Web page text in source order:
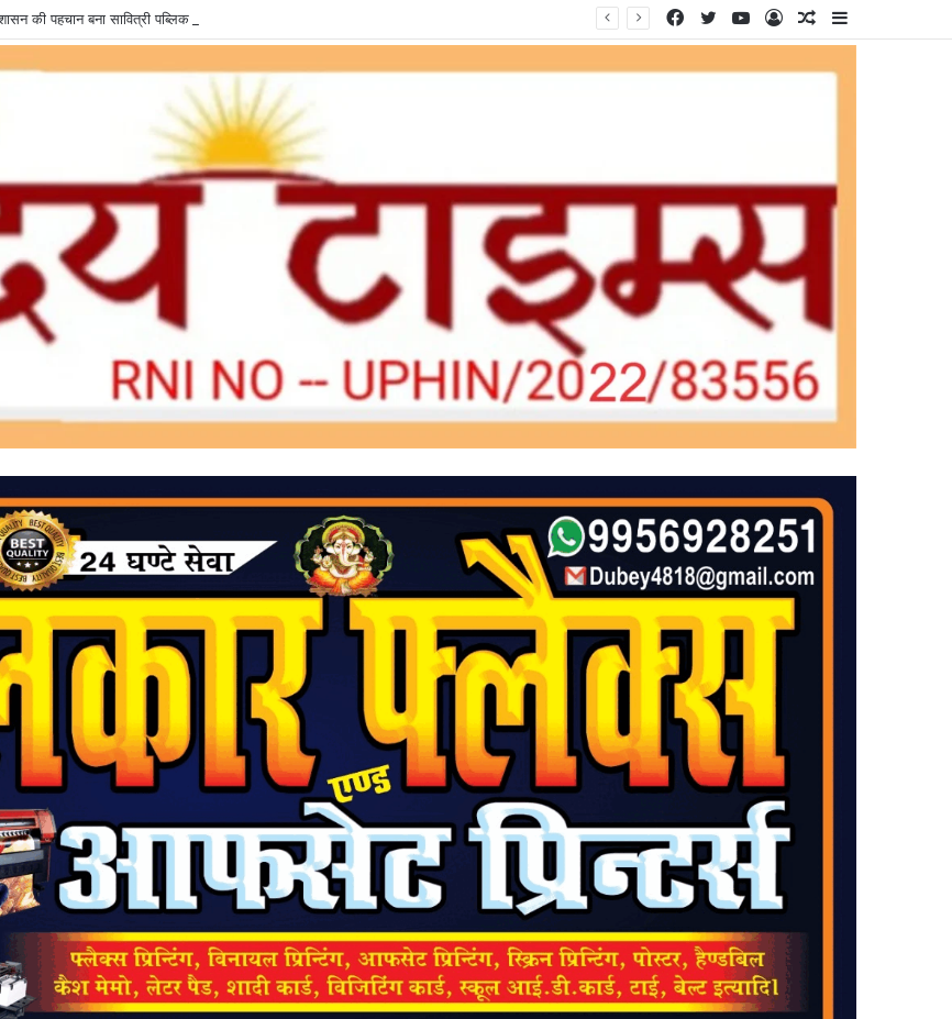
की पहचान बना सावित्री पब्लिक स्कूल Sidebar
Random
Log
YouTube
Twitter
Facebook